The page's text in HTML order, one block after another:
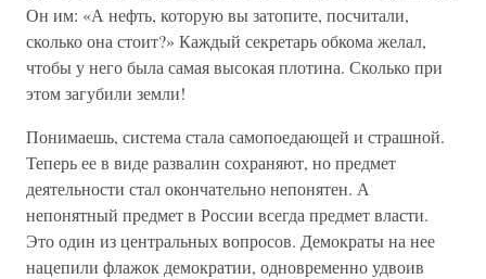
Он им: «А нефть, которую вы затопите, посчитали,
сколько она стоит?» Каждый секретарь обкома желал,
чтобы у него была самая высокая плотина. Сколько при
этом загубили земли!
Понимаешь, система стала самопоедающей и страшной.
Теперь ее в виде развалин сохраняют, но предмет
деятельности стал окончательно непонятен. А
непонятный предмет в России всегда предмет власти.
Это один из центральных вопросов. Демократы на нее
нацепили флажок демократии, одновременно удвоив